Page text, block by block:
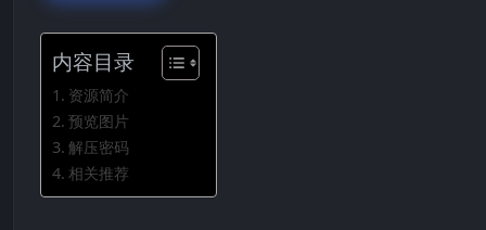
内容目录
资源简介
预览图片
解压密码
相关推荐